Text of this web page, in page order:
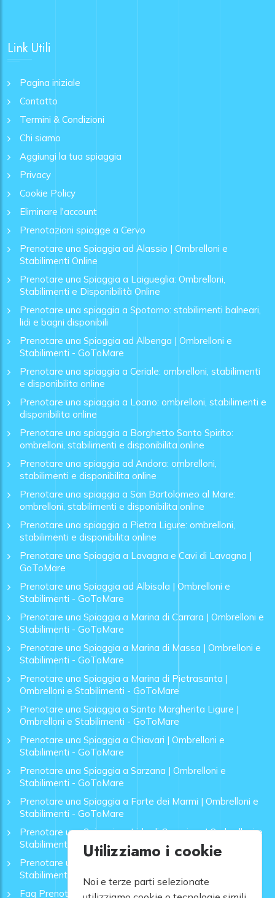
Link Utili
Pagina iniziale
Contatto
Termini & Condizioni
Chi siamo
Aggiungi la tua spiaggia
Privacy
Cookie Policy
Eliminare l'account
Prenotazioni spiagge a Cervo
Prenotare una Spiaggia ad Alassio | Ombrelloni e
Stabilimenti Online
Prenotare una Spiaggia a Laigueglia: Ombrelloni,
Stabilimenti e Disponibilità Online
Prenotare una spiaggia a Spotorno: stabilimenti balneari,
lidi e bagni disponibili
Prenotare una Spiaggia ad Albenga | Ombrelloni e
Stabilimenti - GoToMare
Prenotare una spiaggia a Ceriale: ombrelloni, stabilimenti
e disponibilita online
Prenotare una spiaggia a Loano: ombrelloni, stabilimenti e
disponibilita online
Prenotare una spiaggia a Borghetto Santo Spirito:
ombrelloni, stabilimenti e disponibilita online
Prenotare una spiaggia ad Andora: ombrelloni,
stabilimenti e disponibilita online
Prenotare una spiaggia a San Bartolomeo al Mare:
ombrelloni, stabilimenti e disponibilita online
Prenotare una spiaggia a Pietra Ligure: ombrelloni,
stabilimenti e disponibilita online
Prenotare una Spiaggia a Lavagna e Cavi di Lavagna |
GoToMare
Prenotare una Spiaggia ad Albisola | Ombrelloni e
Stabilimenti - GoToMare
Prenotare una Spiaggia a Marina di Carrara | Ombrelloni e
Stabilimenti - GoToMare
Prenotare una Spiaggia a Marina di Massa | Ombrelloni e
Stabilimenti - GoToMare
Prenotare una Spiaggia a Marina di Pietrasanta |
Ombrelloni e Stabilimenti - GoToMare
Prenotare una Spiaggia a Santa Margherita Ligure |
Ombrelloni e Stabilimenti - GoToMare
Prenotare una Spiaggia a Chiavari | Ombrelloni e
Stabilimenti - GoToMare
Prenotare una Spiaggia a Sarzana | Ombrelloni e
Stabilimenti - GoToMare
Prenotare una Spiaggia a Forte dei Marmi | Ombrelloni e
Stabilimenti - GoToMare
Prenotare una Spiaggia a Lido di Camaiore | Ombrelloni e
Stabilimenti - GoToMare
Prenotare una Spiaggia a Rapallo | Ombrelloni e
Stabilimenti - GoToMare
Faq Prenotazione Spiagge
Utilizziamo i cookie
Noi e terze parti selezionate